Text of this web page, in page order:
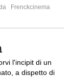
Frenckcinema
l'incipit di un
a dispetto di